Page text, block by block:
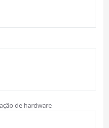
de hardware